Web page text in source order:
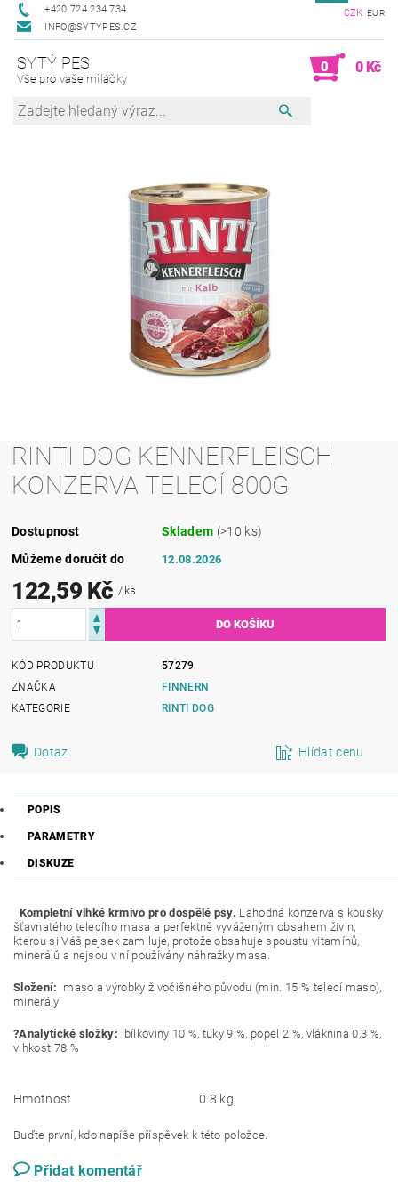
+420 724 234 734
INFO@SYTYPES.CZ
CZK EUR
SYTÝ PES
Vše pro vaše miláčky
0 0 Kč
RINTI DOG KENNERFLEISCH
KONZERVA TELECÍ 800G
Dostupnost Skladem (>10 ks)
Můžeme doručit do
12.08.2026
122,59 Kč/ ks
KÓD PRODUKTU
57279
ZNAČKA
FINNERN
KATEGORIE
RINTI DOG
Dotaz Hlídat cenu
POPIS
PARAMETRY
DISKUZE
Kompletní vlhké krmivo pro dospělé psy. Lahodná konzerva s kousky
šťavnatého telecího masa a perfektně vyváženým obsahem živin,
kterou si Váš pejsek zamiluje, protože obsahuje spoustu vitamínů,
minerálů a nejsou v ní používány náhražky masa.
Složení: maso a výrobky živočišného původu (min. 15 % telecí maso),
minerály
?Analytické složky: bílkoviny 10 %, tuky 9 %, popel 2 %, vláknina 0,3 %,
vlhkost 78 %
Hmotnost 0.8 kg
Buďte první, kdo napíše příspěvek k této položce.
Přidat komentář